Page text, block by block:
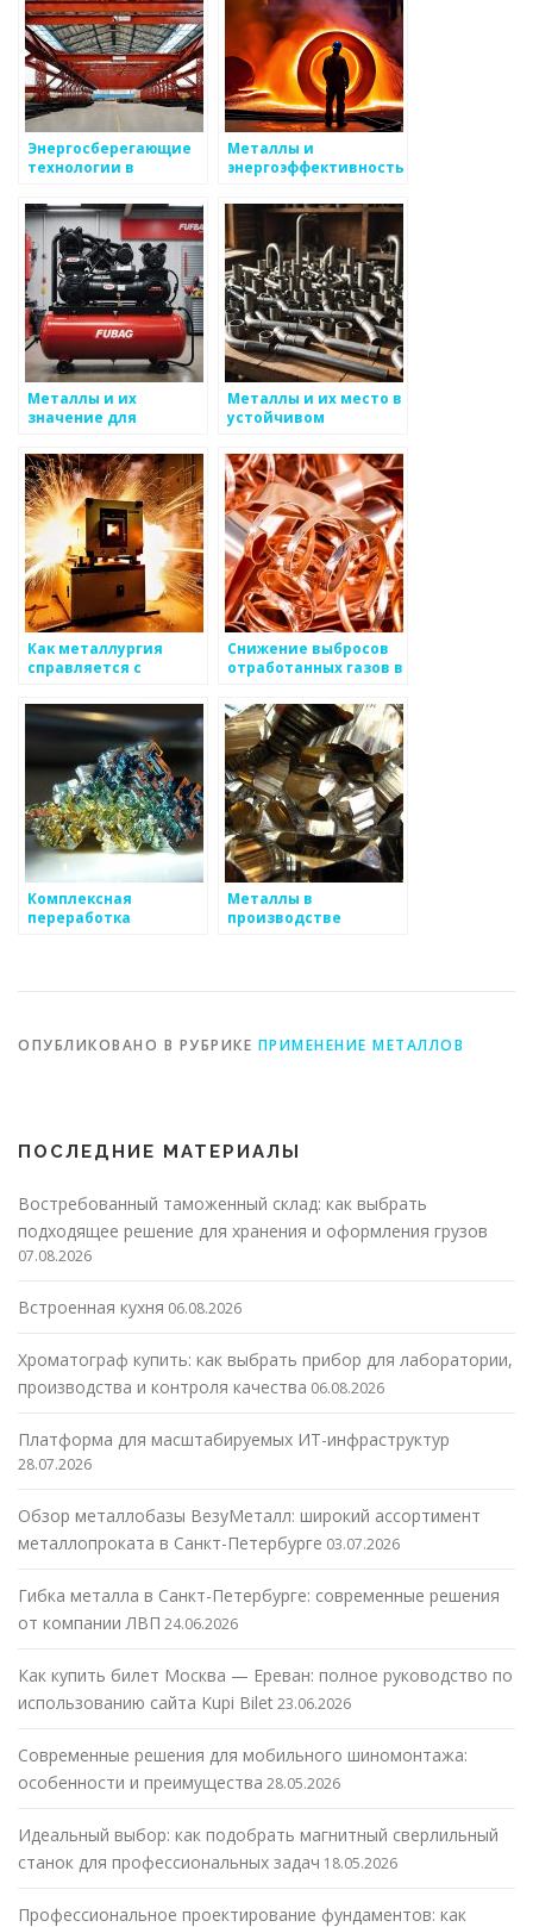
Энергосберегающие
технологии в
Металлы и
энергоэффективность
Металлы и их
значение для
безопасности
Металлы и их место в
устойчивом
Как металлургия
справляется с
Снижение выбросов
отработанных газов в
металлургическими
предприятиями
Комплексная
переработка
Металлы в
производстве
ОПУБЛИКОВАНО В РУБРИКЕ ПРИМЕНЕНИЕ МЕТАЛЛОВ
ПОСЛЕДНИЕ МАТЕРИАЛЫ
Востребованный таможенный склад: как выбрать
подходящее решение для хранения и оформления грузов
07.08.2026
Встроенная кухня 06.08.2026
Хроматограф купить: как выбрать прибор для лаборатории,
производства и контроля качества 06.08.2026
Платформа для масштабируемых ИТ-инфраструктур
28.07.2026
Обзор металлобазы ВезуМеталл: широкий ассортимент
металлопроката в Санкт-Петербурге 03.07.2026
Гибка металла в Санкт-Петербурге: современные решения
от компании ЛВП 24.06.2026
Как купить билет Москва — Ереван: полное руководство по
использованию сайта Kupi Bilet23.06.2026
Современные решения для мобильного шиномонтажа:
особенности и преимущества 28.05.2026
Идеальный выбор: как подобрать магнитный сверлильный
станок для профессиональных задач 18.05.2026
Профессиональное проектирование фундаментов: как